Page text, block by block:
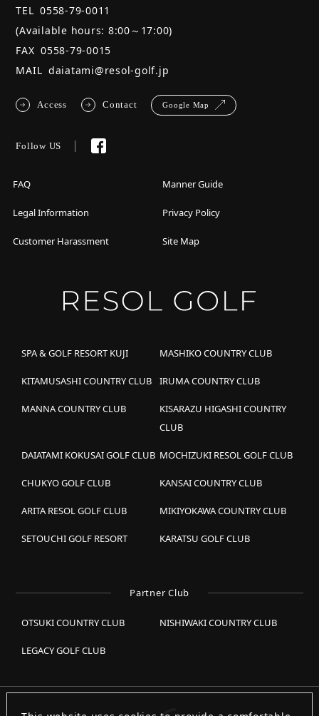
TEL 0558-79-0011
(Available hours: 8:00～17:00)
FAX 0558-79-0015
MAIL daiatami@resol-golf.jp
Access Contact Google Map
Follow US
FAQ Manner Guide
Legal Information Privacy Policy
Customer Harassment Site Map
SPA & GOLF RESORT KUJI MASHIKO COUNTRY CLUB
KITAMUSASHI COUNTRY CLUB IRUMA COUNTRY CLUB
MANNA COUNTRY CLUB
KISARAZU HIGASHI COUNTRY
CLUB
DAIATAMI KOKUSAI GOLF CLUB MOCHIZUKI RESOL GOLF CLUB
CHUKYO GOLF CLUB KANSAI COUNTRY CLUB
ARITA RESOL GOLF CLUB MIKIYOKAWA COUNTRY CLUB
SETOUCHI GOLF RESORT KARATSU GOLF CLUB
Partner Club
OTSUKI COUNTRY CLUB NISHIWAKI COUNTRY CLUB
LEGACY GOLF CLUB